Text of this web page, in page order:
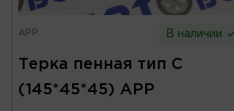
APP В наличии
Терка пенная тип С
(145*45*45) APP